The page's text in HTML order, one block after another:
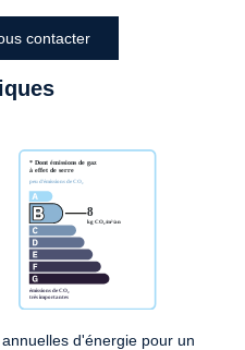
contacter
d'énergie pour un